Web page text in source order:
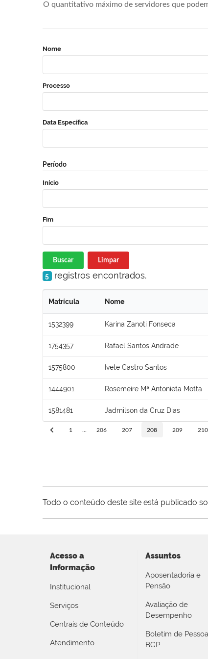
O quantitativo máximo de servidores que
Nome
Processo
Data Específica
Período
Início
Fim
Buscar Limpar
5 registros encontrados.
Matrícula Nome
1532399 Karina Zanoti Fonseca
1754357 Rafael Santos Andrade
1575800 Ivete Castro Santos
1444901 Rosemeire Mª Antonieta Motta
1581481 Jadmilson da Cruz Dias
1 206 207 208 209 210
Todo o conteúdo deste site está publicado
Acesso a
Informação
Institucional
Serviços
Centrais de Conteúdo
Atendimento
Assuntos
Aposentadoria e
Pensão
Avaliação de
Desempenho
Boletim de
BGP